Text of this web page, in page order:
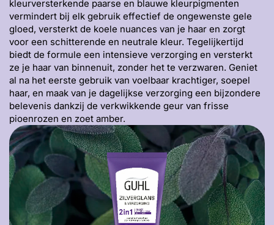
kleurversterkende paarse en blauwe kleurpigmenten
vermindert bij elk gebruik effectief de ongewenste gele
gloed, versterkt de koele nuances van je haar en zorgt
voor een schitterende en neutrale kleur. Tegelijkertijd
biedt de formule een intensieve verzorging en versterkt
ze je haar van binnenuit, zonder het te verzwaren. Geniet
al na het eerste gebruik van voelbaar krachtiger, soepel
haar, en maak van je dagelijkse verzorging een bijzondere
belevenis dankzij de verkwikkende geur van frisse
pioenrozen en zoet amber.